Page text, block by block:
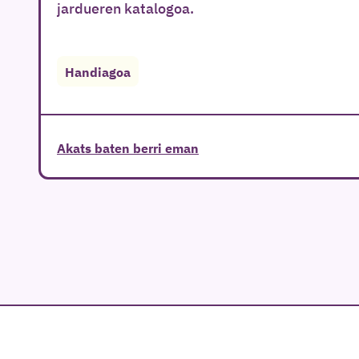
jardueren katalogoa.
Handiagoa
Akats baten berri eman